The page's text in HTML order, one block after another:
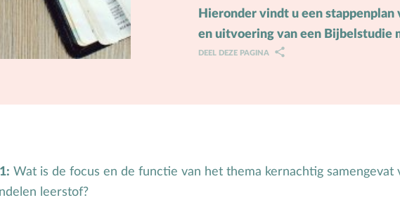
Pleeggezin
Probleemgedrag
Puberteit
Ziekte
Zondag
Hieronder vindt u een
en uitvoering van een Bijbelstudie
DEEL DEZE PAGINA
Wat is de focus en de functie van het thema kernachtig samengevat
leerstof?